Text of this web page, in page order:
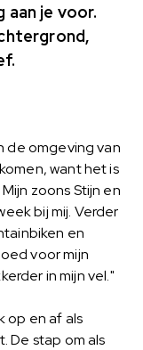
je voor.
de omgeving van
want het is
zoons Stijn en
bij mij. Verder
en
voor mijn
in mijn vel."
op en af als
De stap om als